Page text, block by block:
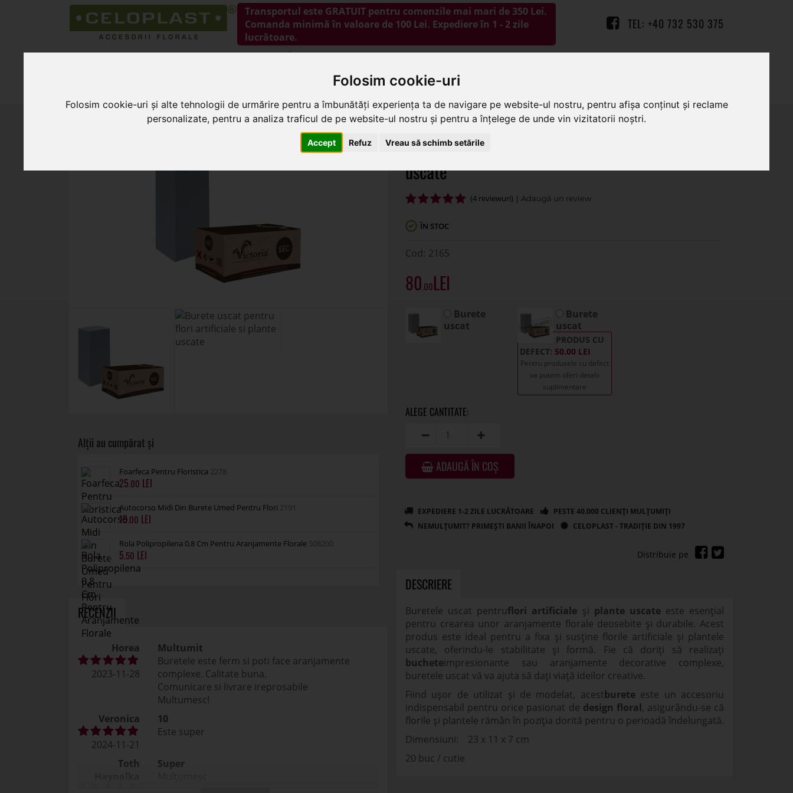
Folosim cookie-uri
Folosim cookie-uri și alte tehnologii de urmărire pentru a îmbunătăți experiența ta de navigare pe website-ul nostru, pentru afișa conținut și reclame
personalizate, pentru a analiza traficul de pe website-ul nostru și pentru a înțelege de unde vin vizitatorii noștri.
Accept Refuz Vreau să schimb setările
Transportul este GRATUIT pentru comenzile mai mari de 350 Lei.
Comanda minimă în valoare de 100 Lei. Expediere în 1 - 2 zile
lucrătoare.
TEL: +40 732 530 375
Burete pentru flori » Burete uscat pentru flori artificiale si plante uscate
Foarfeca Pentru Floristica 2278
25.00
Autocorso Midi Din Burete Umed Pentru Flori 2191
19.00
Rola Polipropilena 0,8 Cm Pentru Aranjamente Florale 508200
5.50
RECENZII
Horea
2023-11-28
Multumit
Buretele este ferm si poti face aranjamente
complexe. Calitate buna.
Comunicare si livrare ireprosabile
Multumesc!
Veronica
2024-11-21
10
Este super
Toth
Super
Burete uscat pentru flori artificiale si plante
uscate
(4 reviewuri) |
ÎN STOC
2165
80.00
Burete
uscat
Burete
uscat
PRODUS CU
DEFECT: 50.00
Pentru produsele cu defect
va putem oferi detalii
suplimentare
ADAUGĂ ÎN COȘ
DESCRIERE
Buretele uscat pentruflori artificiale și plante uscateeste esențial
pentru crearea unor aranjamente florale deosebite și durabile. Acest
produs este ideal pentru a fixa și susține florile artificiale și plantele
uscate, oferindu-le stabilitate și formă. Fie că doriți să realizați
buchete impresionante sau aranjamente decorative complexe,
buretele uscat vă va ajuta să dați viață ideilor creative.
Fiind ușor de utilizat și de modelat, acestbureteeste un accesoriu
indispensabil pentru orice pasionat de design floral, asigurându-se că
florile și plantele rămân în poziția dorită pentru o perioadă îndelungată.
Dimensiuni: 23 x 11 x 7 cm
20 buc / cutie